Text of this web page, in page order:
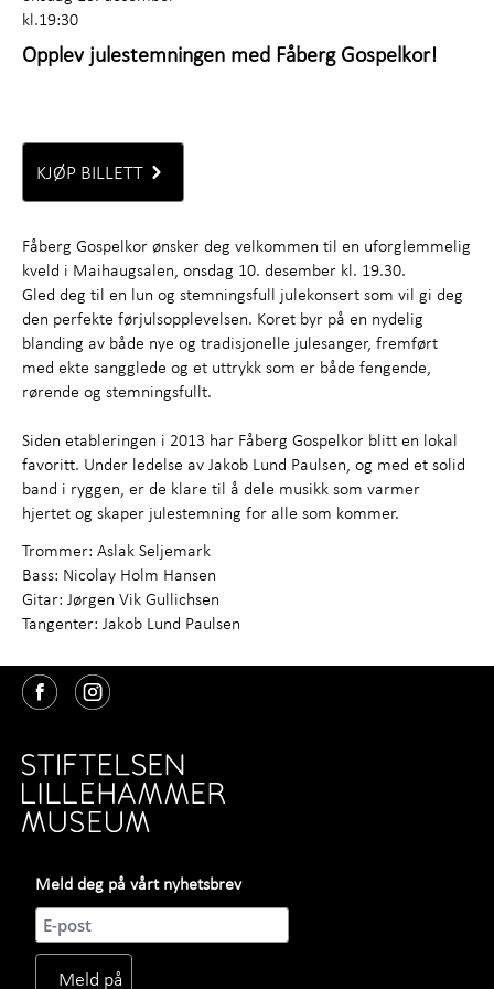
kl.19:30
Opplev julestemningen med Fåberg Gospelkor!
KJØP BILLETT
Fåberg Gospelkor ønsker deg velkommen til en uforglemmelig
kveld i Maihaugsalen, onsdag 10. desember kl. 19.30.
Gled deg til en lun og stemningsfull julekonsert som vil gi deg
den perfekte førjulsopplevelsen. Koret byr på en nydelig
blanding av både nye og tradisjonelle julesanger, fremført
med ekte sangglede og et uttrykk som er både fengende,
rørende og stemningsfullt.
Siden etableringen i 2013 har Fåberg Gospelkor blitt en lokal
favoritt. Under ledelse av Jakob Lund Paulsen, og med et solid
band i ryggen, er de klare til å dele musikk som varmer
hjertet og skaper julestemning for alle som kommer.
Trommer: Aslak Seljemark
Bass: Nicolay Holm Hansen
Gitar: Jørgen Vik Gullichsen
Tangenter: Jakob Lund Paulsen
Meld deg på vårt nyhetsbrev